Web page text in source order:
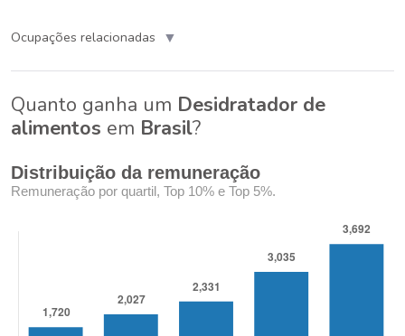
Ocupações relacionadas ▼
Quanto ganha um Desidratador de
alimentos em Brasil?
Distribuição da remuneração
Remuneração por quartil, Top 10% e Top 5%.